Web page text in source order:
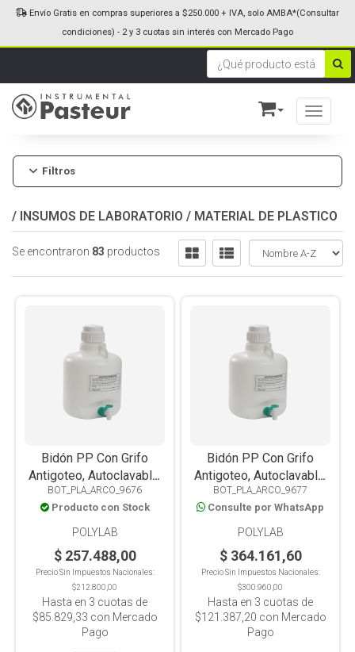
Toggle
Envío Gratis en compras superiores a $250.000 + IVA, solo AMBA*(Consultar
condiciones) - 2 y 3 cuotas sin interés con Mercado Pago
Filtros
/ INSUMOS DE LABORATORIO / MATERIAL DE PLASTICO
Se encontraron 83 productos
Bidón PP Con Grifo
Antigoteo, Autoclavable,
10L
BOT_PLA_ARCO_9676
Producto con Stock
POLYLAB
$ 257.488,00
Precio Sin Impuestos Nacionales:
$212.800,00
Hasta en 3 cuotas de
$85.829,33 con Mercado
Pago
Bidón PP Con Grifo
Antigoteo, Autoclavable,
20L
BOT_PLA_ARCO_9677
Consulte por WhatsApp
POLYLAB
$ 364.161,60
Precio Sin Impuestos Nacionales:
$300.960,00
Hasta en 3 cuotas de
$121.387,20 con Mercado
Pago